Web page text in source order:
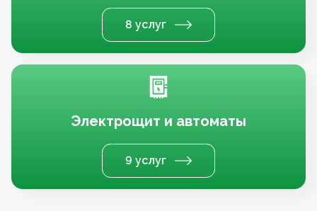
8 услуг
Электрощит и автоматы
9 услуг